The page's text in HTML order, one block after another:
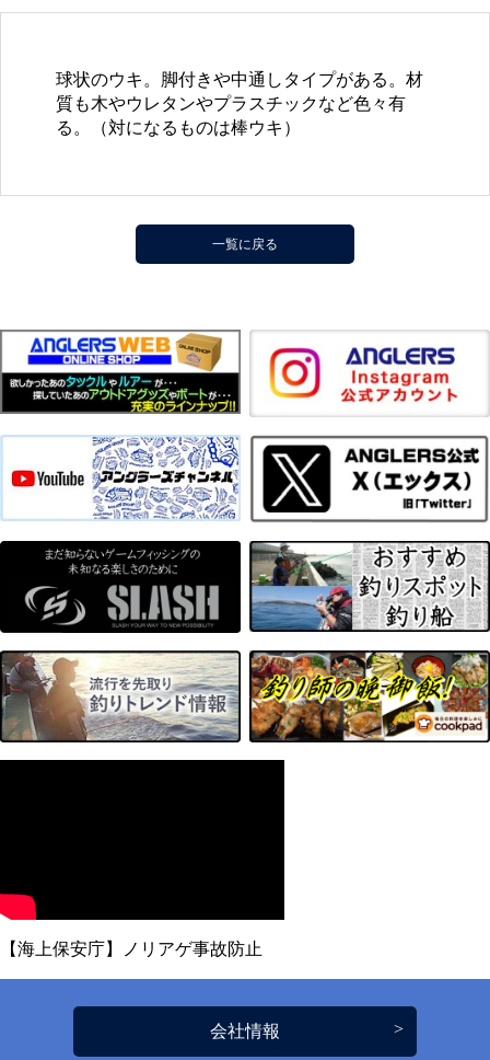
球状のウキ。脚付きや中通しタイプがある。材
質も木やウレタンやプラスチックなど色々有
る。（対になるものは棒ウキ）
一覧に戻る
【海上保安庁】ノリアゲ事故防止
会社情報